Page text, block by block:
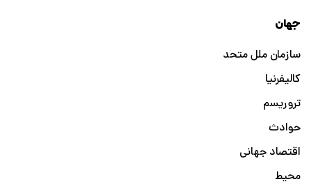
جهان
سازمان ملل متحد
کالیفرنیا
تروریسم
حوادث
اقتصاد جهانی
محیط